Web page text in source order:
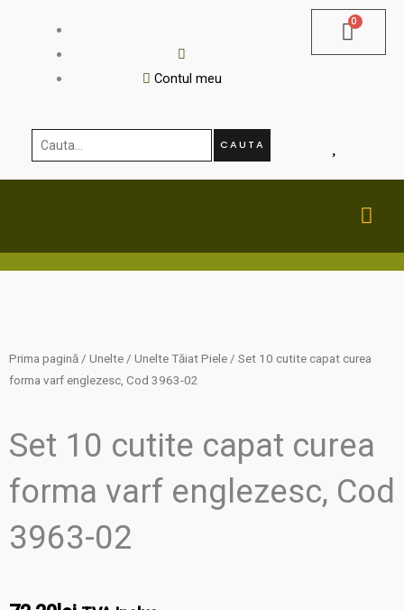
Contul meu
Cauta... CAUTA
Prima pagină / Unelte / Unelte Tăiat Piele / Set 10 cutite capat curea
forma varf englezesc, Cod 3963-02
Set 10 cutite capat curea
forma varf englezesc, Cod
3963-02